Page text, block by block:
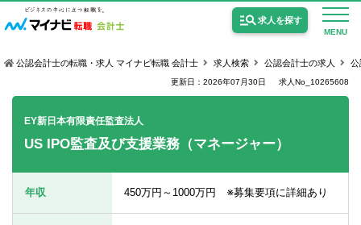
MENU
求人を探す
公認会計士の求人
公認会計士試験合格向けの求人
公認会計士の転職・求人 マイナビ転職 会計士 求人検索 公認会計士の求人 公
更新日：2026年07月30日 求人No_10265608
EY新日本有限責任監査法人
US IPO監査及び支援業務（マネージャー）
年収 450万円～1000万円 ※募集要項に詳細あり